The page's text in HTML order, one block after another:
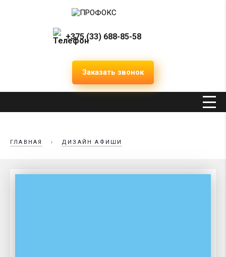
+375 (33) 688-85-58
Заказать звонок
ГЛАВНАЯ › ДИЗАЙН АФИШИ